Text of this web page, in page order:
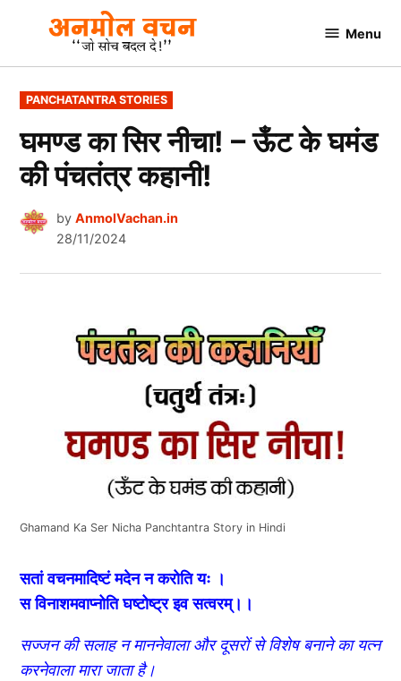
content
AnmolVachan.in
Menu
POSTED
IN
PANCHATANTRA STORIES
घमण्ड का सिर नीचा! – ऊँट के घमंड
की पंचतंत्र कहानी!
by AnmolVachan.in
28/11/2024
Ghamand Ka Ser Nicha Panchtantra Story in Hindi
सतां वचनमादिष्टं मदेन न करोति यः ।
स विनाशमवाप्नोति घष्टोष्ट्र इव सत्वरम्।।
सज्जन की सलाह न माननेवाला और दूसरों से विशेष बनाने का यत्न
करनेवाला मारा जाता है।